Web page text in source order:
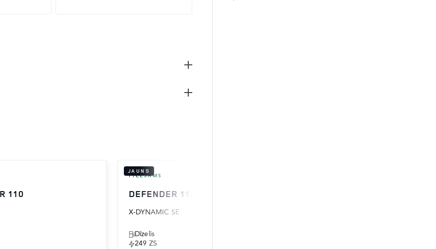
110
JAUNS
PIEEJAMS
DEFENDER 110
X-DYNAMIC SE
Dīzelis
249 ZS